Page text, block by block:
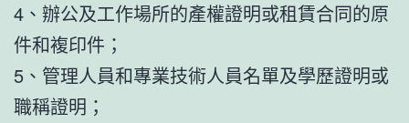
4、辦公及工作場所的產權證明或租賃合同的原
件和複印件；
5、管理人員和專業技術人員名單及學歷證明或
職稱證明；